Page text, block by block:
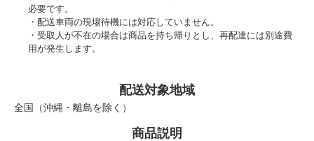
必要です。
配送車両の現場待機には対応していません。
受取人が不在の場合は商品を持ち帰りとし、再配達には別途費
用が発生します。
配送対象地域
全国（沖縄・離島を除く）
商品説明